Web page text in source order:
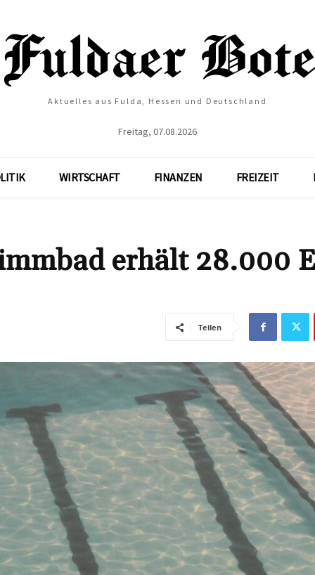
Aktuelles aus Fulda, Hessen und Deutschland
Freitag, 07.08.2026
WIRTSCHAFT FINANZEN FREIZEIT
erhält 28.000
Teilen